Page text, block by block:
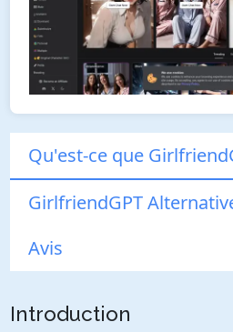
Qu'est-ce que
GirlfriendGPT
Avis
Introduction